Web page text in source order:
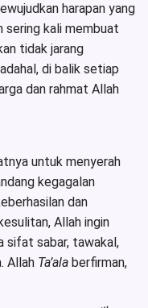
harapan yang
sering kali membuat
tidak jarang
di balik setiap
dan rahmat Allah
untuk menyerah
kegagalan
dan
Allah ingin
sifat sabar, tawakal,
Allah Ta’ala berfirman,